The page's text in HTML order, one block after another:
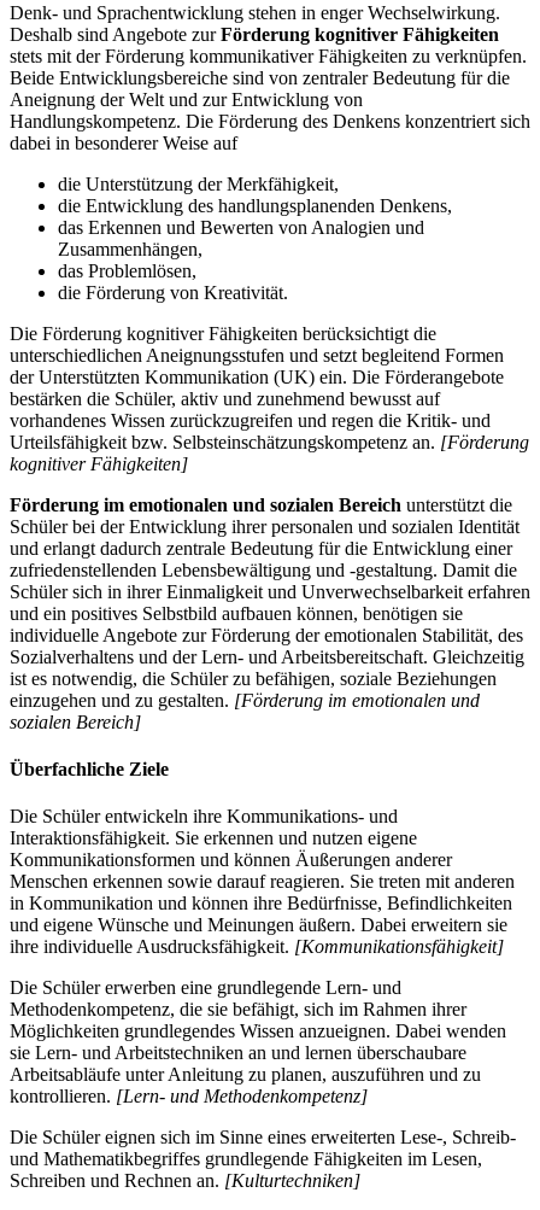
Denk- und Sprachentwicklung stehen in enger Wechselwirkung.
Deshalb sind Angebote zurFörderung kognitiver Fähigkeiten
stets mit der Förderung kommunikativer Fähigkeiten zu verknüpfen.
Beide Entwicklungsbereiche sind von zentraler Bedeutung für die
Aneignung der Welt und zur Entwicklung von
Handlungskompetenz. Die Förderung des Denkens konzentriert sich
dabei in besonderer Weise auf
die Unterstützung der Merkfähigkeit,
die Entwicklung des handlungsplanenden Denkens,
das Erkennen und Bewerten von Analogien und
Zusammenhängen,
das Problemlösen,
die Förderung von Kreativität.
Die Förderung kognitiver Fähigkeiten berücksichtigt die
unterschiedlichen Aneignungsstufen und setzt begleitend Formen
der Unterstützten Kommunikation (UK) ein. Die Förderangebote
bestärken die Schüler, aktiv und zunehmend bewusst auf
vorhandenes Wissen zurückzugreifen und regen die Kritik- und
Urteilsfähigkeit bzw. Selbsteinschätzungskompetenz an. [Förderung
kognitiver Fähigkeiten]
Förderung im emotionalen und sozialen Bereich unterstützt die
Schüler bei der Entwicklung ihrer personalen und sozialen Identität
und erlangt dadurch zentrale Bedeutung für die Entwicklung einer
zufriedenstellenden Lebensbewältigung und -gestaltung. Damit die
Schüler sich in ihrer Einmaligkeit und Unverwechselbarkeit erfahren
und ein positives Selbstbild aufbauen können, benötigen sie
individuelle Angebote zur Förderung der emotionalen Stabilität, des
Sozialverhaltens und der Lern- und Arbeitsbereitschaft. Gleichzeitig
ist es notwendig, die Schüler zu befähigen, soziale Beziehungen
einzugehen und zu gestalten. [Förderung im emotionalen und
sozialen Bereich]
Überfachliche Ziele
Die Schüler entwickeln ihre Kommunikations- und
Interaktionsfähigkeit. Sie erkennen und nutzen eigene
Kommunikationsformen und können Äußerungen anderer
Menschen erkennen sowie darauf reagieren. Sie treten mit anderen
in Kommunikation und können ihre Bedürfnisse, Befindlichkeiten
und eigene Wünsche und Meinungen äußern. Dabei erweitern sie
ihre individuelle Ausdrucksfähigkeit. [Kommunikationsfähigkeit]
Die Schüler erwerben eine grundlegende Lern- und
Methodenkompetenz, die sie befähigt, sich im Rahmen ihrer
Möglichkeiten grundlegendes Wissen anzueignen. Dabei wenden
sie Lern- und Arbeitstechniken an und lernen überschaubare
Arbeitsabläufe unter Anleitung zu planen, auszuführen und zu
kontrollieren. [Lern- und Methodenkompetenz]
Die Schüler eignen sich im Sinne eines erweiterten Lese-, Schreib-
und Mathematikbegriffes grundlegende Fähigkeiten im Lesen,
Schreiben und Rechnen an. [Kulturtechniken]